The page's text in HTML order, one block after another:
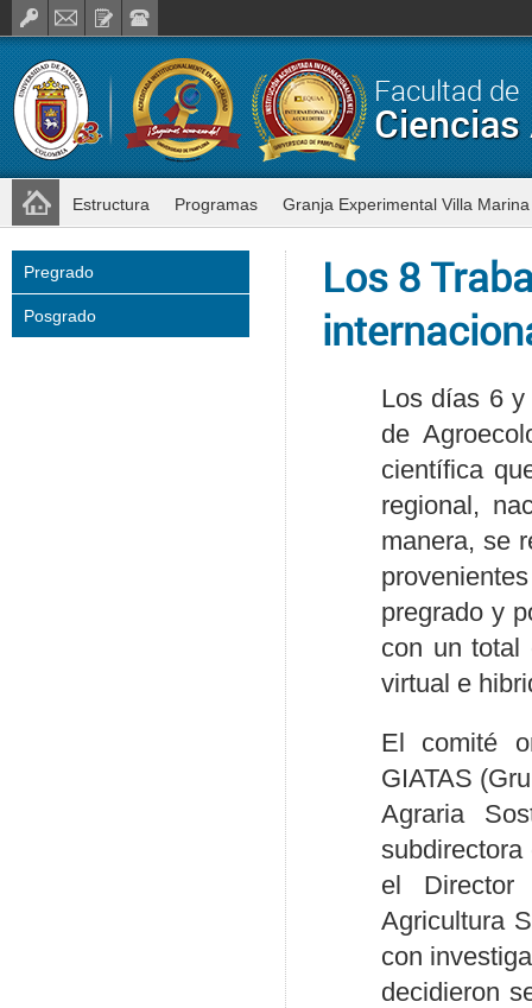
Facultad de
Estructura Programas Granja Experimental Villa Marina
Pregrado
Posgrado
Los 8
Los días 6
de
científica
regional,
manera, se
pregrado y
con un total
virtual e
El comité
GIATAS
Agraria
el Director
Agricultura
con
decidieron